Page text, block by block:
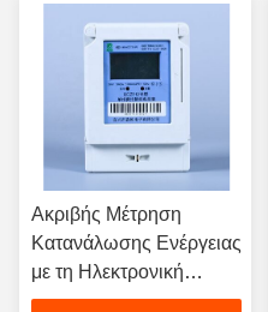
Ακριβής Μέτρηση
Κατανάλωσης Ενέργειας
με τη Ηλεκτρονική
Συσκευή Μέτρησης